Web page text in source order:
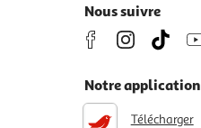
Nous suivre
Notre application
Télécharger